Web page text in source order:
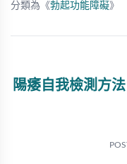
分類為《勃起功能障礙》
陽痿自我檢測方